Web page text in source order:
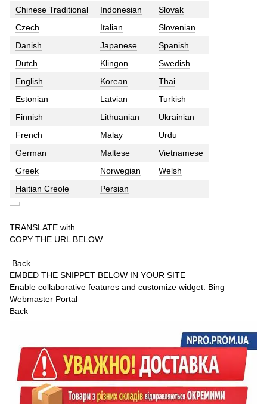
Chinese Traditional Indonesian
Slovak
Czech
Italian
Slovenian
Danish
Japanese
Spanish
Dutch
Klingon
Swedish
English
Korean
Thai
Estonian
Latvian
Turkish
Finnish
Lithuanian
Ukrainian
French
Malay
Urdu
German
Maltese
Vietnamese
Greek
Norwegian
Welsh
Haitian Creole
Persian
TRANSLATE with
COPY THE URL BELOW
Back
EMBED THE SNIPPET BELOW IN YOUR SITE
Enable collaborative features and customize widget: Bing
Webmaster Portal
Back